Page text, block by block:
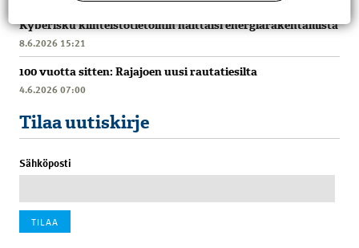
Kyberisku kiinteistötietoihin haittaisi energiarakentamista
8.6.2026 15:21
100 vuotta sitten: Rajajoen uusi rautatiesilta
4.6.2026 07:00
Tilaa uutiskirje
Sähköposti